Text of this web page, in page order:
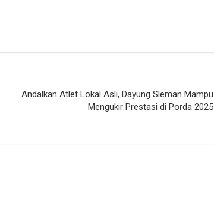
Andalkan Atlet Lokal Asli, Dayung Sleman Mampu
Mengukir Prestasi di Porda 2025